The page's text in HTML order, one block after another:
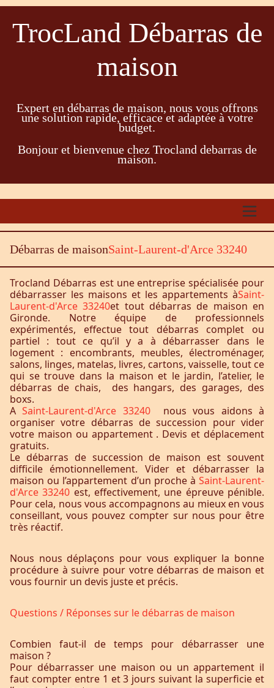
TrocLand Débarras de
maison
Expert en débarras de maison, nous vous offrons
une solution rapide, efficace et adaptée à votre
budget.
Bonjour et bienvenue chez Trocland debarras de
maison.
Débarras de maisonSaint-Laurent-d'Arce 33240
Trocland Débarras est une entreprise spécialisée pour
débarrasser les maisons et les appartements àSaint-
Laurent-d'Arce 33240et tout débarras de maison en
Gironde. Notre équipe de professionnels
expérimentés, effectue tout débarras complet ou
partiel : tout ce qu’il y a à débarrasser dans le
logement : encombrants, meubles, électroménager,
salons, linges, matelas, livres, cartons, vaisselle, tout ce
qui se trouve dans la maison et le jardin, l’atelier, le
débarras de chais, des hangars, des garages, des
boxs.
ASaint-Laurent-d'Arce 33240 nous vous aidons à
organiser votre débarras de succession pour vider
votre maison ou appartement . Devis et déplacement
gratuits.
Le débarras de succession de maison est souvent
difficile émotionnellement. Vider et débarrasser la
maison ou l’appartement d’un proche à Saint-Laurent-
d'Arce 33240 est, effectivement, une épreuve pénible.
Pour cela, nous vous accompagnons au mieux en vous
conseillant, vous pouvez compter sur nous pour être
très réactif.
Nous nous déplaçons pour vous expliquer la bonne
procédure à suivre pour votre débarras de maison et
vous fournir un devis juste et précis.
Questions / Réponses sur le débarras de maison
Combien faut-il de temps pour débarrasser une
maison ?
Pour débarrasser une maison ou un appartement il
faut compter entre 1 et 3 jours suivant la superficie et